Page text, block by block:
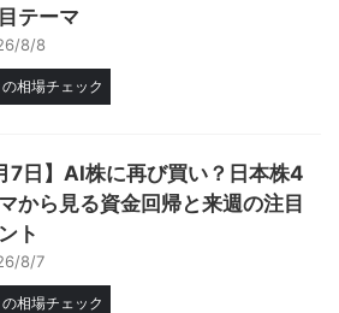
テーマ
8/8
の相場チェック
7日】AI株に再び買い？日本株4
から見る資金回帰と来週の注目
ト
8/7
の相場チェック